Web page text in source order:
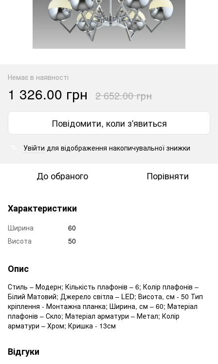
Немає в наявності
1 326.00 грн 2 652.00 грн
Повідомити, коли з'явиться
Увійти для відображення накопичувальної знижки
До обраного Порівняти
Характеристики
Ширина
60
Висота
50
Опис
Стиль – Модерн; Кількість плафонів – 6; Колір плафонів –
Білий Матовий; Джерело світла – LED; Висота, см - 50 Тип
кріплення - Монтажна планка; Ширина, см – 60; Матеріал
плафонів – Скло; Матеріал арматури – Метал; Колір
арматури – Хром; Кришка - 13см
Відгуки